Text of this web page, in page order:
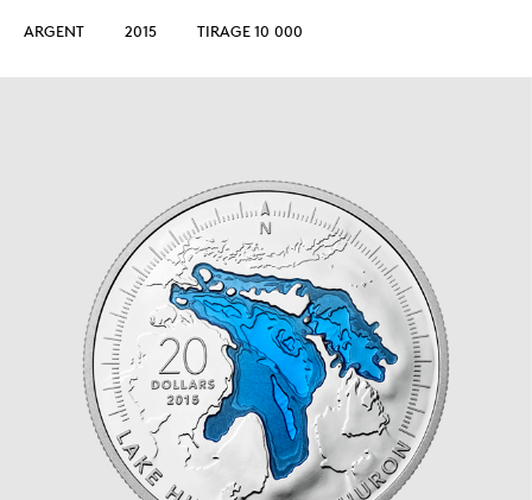
ARGENT 2015 TIRAGE 10 000